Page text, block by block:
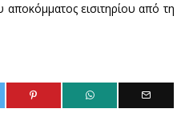
αποκόμματος εισιτηρίου από τη